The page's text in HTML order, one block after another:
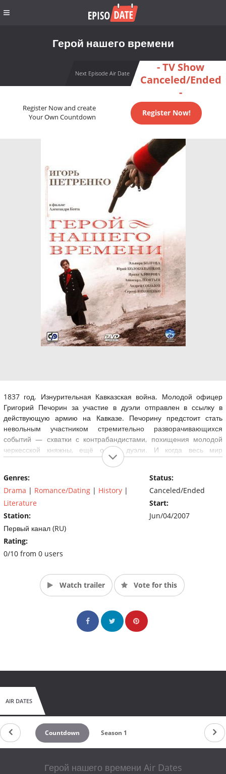
Герой нашего времени
Next Episode Air Date
- TV Show
Canceled/Ended
-
Register Now and create
Your Own Countdown
Register Now!
1837 год. Изнурительная Кавказская война. Молодой офицер
Григорий Печорин за участие в дуэли отправлен в ссылку в
действующую армию на Кавказе. Печорину предстоит стать
невольным участником стремительно разворачивающихся
событий — схватки с контрабандистами, похищения молодой
черкесской княжны, ещё одной дуэли. И когда весь мир
ополчится против Печорина, он продолжит свой путь в
времени.
Genres:
Drama | Romance/Dating | History |
Literature
Station:
Первый канал (RU)
Rating:
0/10 from 0 users
Status:
Canceled/Ended
Start:
Jun/04/2007
Watch trailer Vote for this
AIR DATES
Countdown Season 1
Герой нашего времени Air Dates